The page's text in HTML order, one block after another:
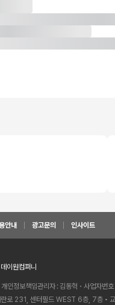
안내 광고문의 인사이트
이원컴퍼니
개인정보책임관리자 김동혁 사업자번호
란로 231, 센터필드 WEST 6층, 7층